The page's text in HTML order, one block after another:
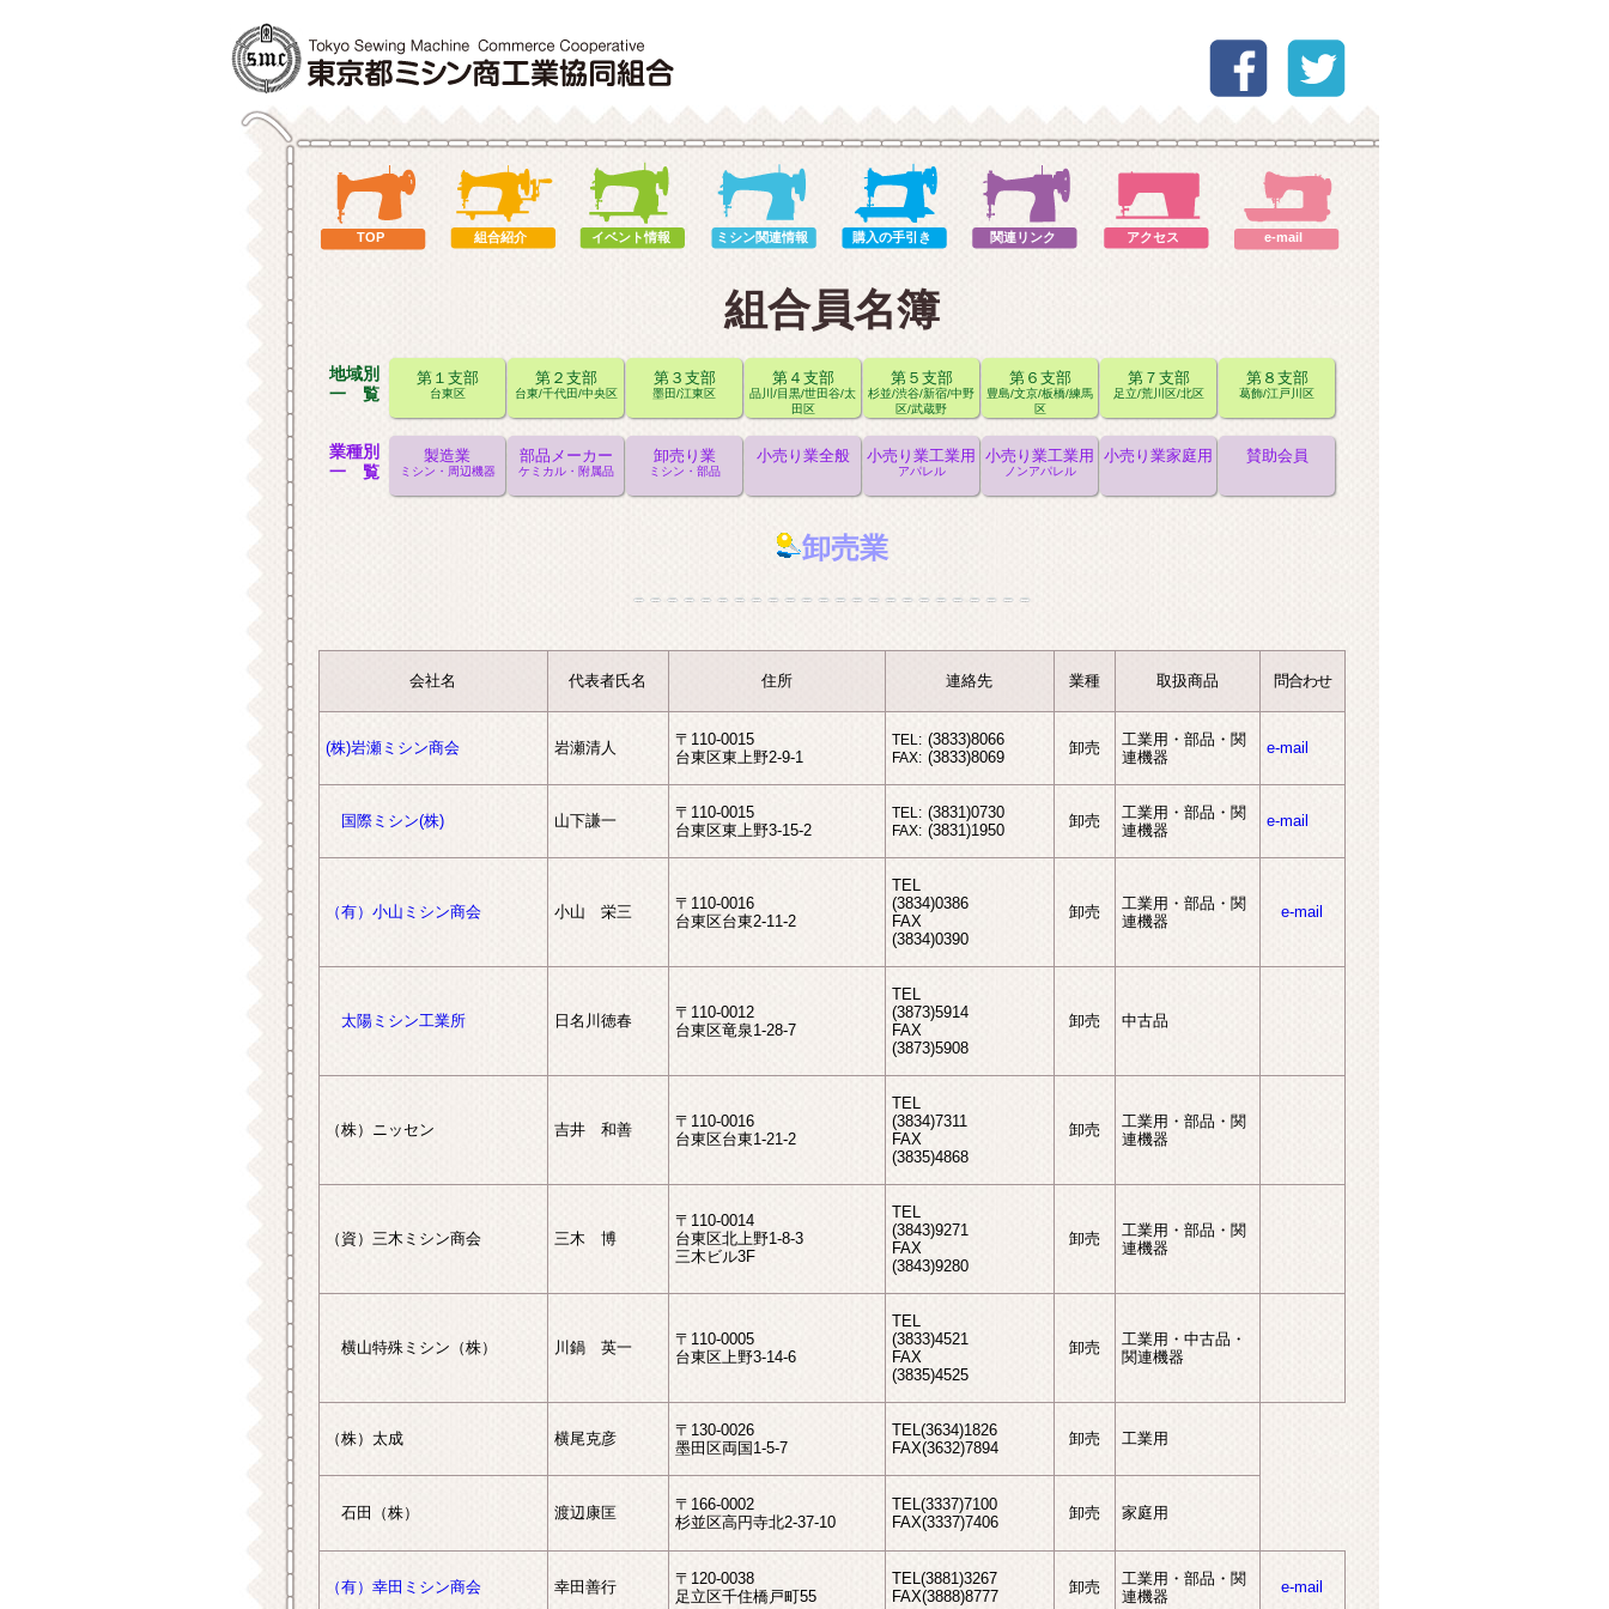
TOP 組合紹介 イベント情報 ミシン関連情報 購入の手引き 関連リンク アクセス e-mail
組合員名簿
地域別
一 覧
第１支部
台東区
第２支部
台東/千代田/中央区
第３支部
墨田/江東区
第４支部
品川/目黒/世田谷/太
田区
第５支部
杉並/渋谷/新宿/中野
区/武蔵野
第６支部
豊島/文京/板橋/練馬
区
第７支部
足立/荒川区/北区
第８支部
葛飾/江戸川区
業種別
一 覧
製造業
ミシン・周辺機器
部品メーカー
ケミカル・附属品
卸売り業
ミシン・部品
小売り業全般 小売り業工業用
アパレル
小売り業工業用
ノンアパレル
小売り業家庭用 賛助会員
卸売業
会社名 代表者氏名 住所 連絡先 業種 取扱商品 問合わせ
(株)岩瀬ミシン商会 岩瀬清人
〒110-0015
台東区東上野2-9-1
TEL: (3833)8066
FAX: (3833)8069
卸売
工業用・部品・関
連機器
e-mail
国際ミシン(株) 山下謙一
〒110-0015
台東区東上野3-15-2
TEL: (3831)0730
FAX: (3831)1950
卸売
工業用・部品・関
連機器
e-mail
（有）小山ミシン商会 小山 栄三
〒110-0016
台東区台東2-11-2
TEL
(3834)0386
FAX
(3834)0390
卸売
工業用・部品・関
連機器
e-mail
太陽ミシン工業所 日名川徳春
〒110-0012
台東区竜泉1-28-7
TEL
(3873)5914
FAX
(3873)5908
卸売 中古品
（株）ニッセン 吉井 和善
〒110-0016
台東区台東1-21-2
TEL
(3834)7311
FAX
(3835)4868
卸売
工業用・部品・関
連機器
（資）三木ミシン商会 三木 博
〒110-0014
台東区北上野1-8-3
三木ビル3F
TEL
(3843)9271
FAX
(3843)9280
卸売
工業用・部品・関
連機器
横山特殊ミシン（株） 川鍋 英一
〒110-0005
台東区上野3-14-6
TEL
(3833)4521
FAX
(3835)4525
卸売
工業用・中古品・
関連機器
（株）太成 横尾克彦
〒130-0026
墨田区両国1-5-7
TEL(3634)1826
FAX(3632)7894
卸売 工業用
石田（株） 渡辺康匡
〒166-0002
杉並区高円寺北2-37-10
TEL(3337)7100
FAX(3337)7406
卸売 家庭用
（有）幸田ミシン商会 幸田善行
〒120-0038
足立区千住橋戸町55
TEL(3881)3267
FAX(3888)8777
卸売
工業用・部品・関
連機器
e-mail